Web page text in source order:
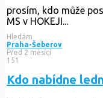
prosím, kdo může
MS v HOKEJI...
Hledám
Praha-Šeberov
Před 2 měsíci
151
Kdo nabídne